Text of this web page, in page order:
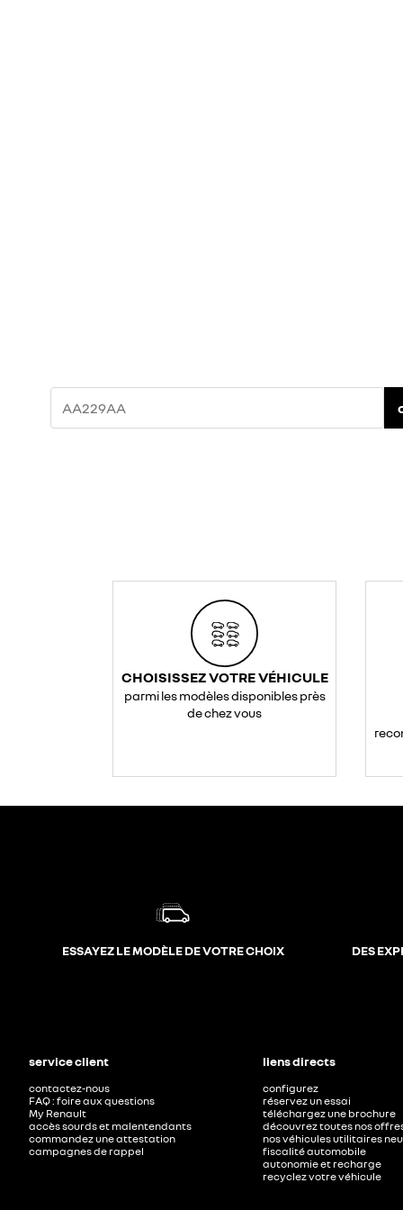
CHOISISSEZ VOTRE VÉHICULE
parmi les modèles disponibles près
de chez vous
ESSAYEZ LE MODÈLE DE VOTRE CHOIX DES
service client
contactez-nous
FAQ : foire aux questions
My Renault
accès sourds et malentendants
commandez une attestation
campagnes de rappel
liens directs
configurez
réservez un essai
téléchargez une brochure
découvrez toutes nos
nos véhicules utilitaires
fiscalité automobile
autonomie et recharge
recyclez votre véhicule